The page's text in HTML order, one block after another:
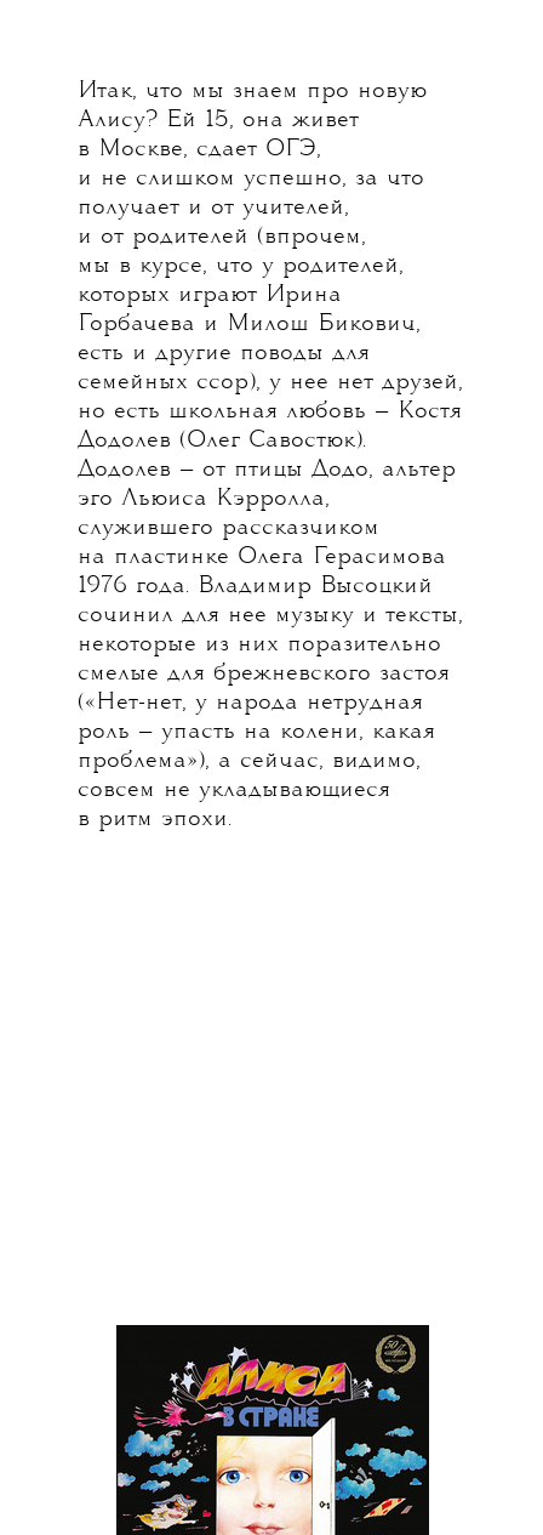
Итак, что мы знаем про новую
Алису? Ей 15, она живет
в Москве, сдает ОГЭ,
и не слишком успешно, за что
получает и от учителей,
и от родителей (впрочем,
мы в курсе, что у родителей,
которых играют Ирина
Горбачева и Милош Бикович,
есть и другие поводы для
семейных ссор), у нее нет друзей,
но есть школьная любовь — Костя
Додолев (Олег Савостюк).
Додолев — от птицы Додо, альтер
эго Льюиса Кэрролла,
служившего рассказчиком
на пластинке Олега Герасимова
1976 года. Владимир Высоцкий
сочинил для нее музыку и тексты,
некоторые из них поразительно
смелые для брежневского застоя
(«Нет-нет, у народа нетрудная
роль — упасть на колени, какая
проблема»), а сейчас, видимо,
совсем не укладывающиеся
в ритм эпохи.